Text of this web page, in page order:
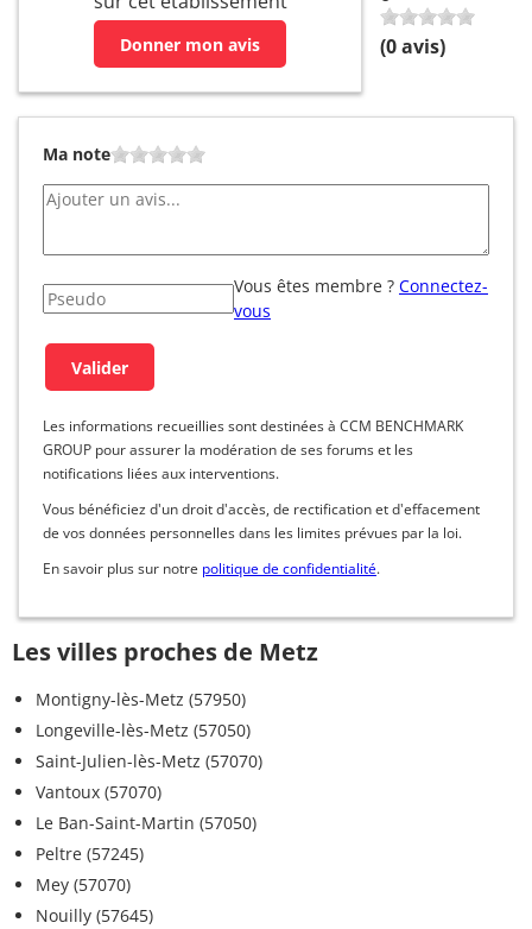
Donner mon avis
(0avis)
Ma note
Vous êtes membre ? Connectez-
vous
Les informations recueillies sont destinées à CCM BENCHMARK
GROUP pour assurer la modération de ses forums et les
notifications liées aux interventions.
Vous bénéficiez d'un droit d'accès, de rectification et d'effacement
de vos données personnelles dans les limites prévues par la loi.
En savoir plus sur notre politique de confidentialité.
Les villes proches de Metz
Montigny-lès-Metz (57950)
Longeville-lès-Metz (57050)
Saint-Julien-lès-Metz (57070)
Vantoux (57070)
Le Ban-Saint-Martin (57050)
Peltre (57245)
Mey (57070)
Nouilly (57645)